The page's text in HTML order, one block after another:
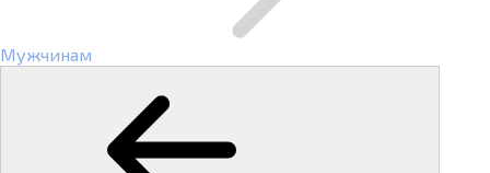
Мужчинам